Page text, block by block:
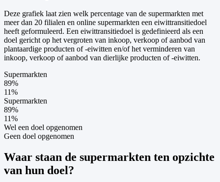
Deze grafiek laat zien welk percentage van de supermarkten met
meer dan 20 filialen en online supermarkten een eiwittransitiedoel
heeft geformuleerd. Een eiwittransitiedoel is gedefinieerd als een
doel gericht op het vergroten van inkoop, verkoop of aanbod van
plantaardige producten of -eiwitten en/of het verminderen van
inkoop, verkoop of aanbod van dierlijke producten of -eiwitten.
Supermarkten
89%
11%
Supermarkten
89%
11%
Wel een doel opgenomen
Geen doel opgenomen
Waar staan de supermarkten ten opzichte
van hun doel?